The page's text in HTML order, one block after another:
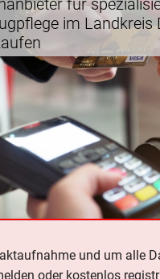
für
im Landkreis
und um alle
oder kostenlos